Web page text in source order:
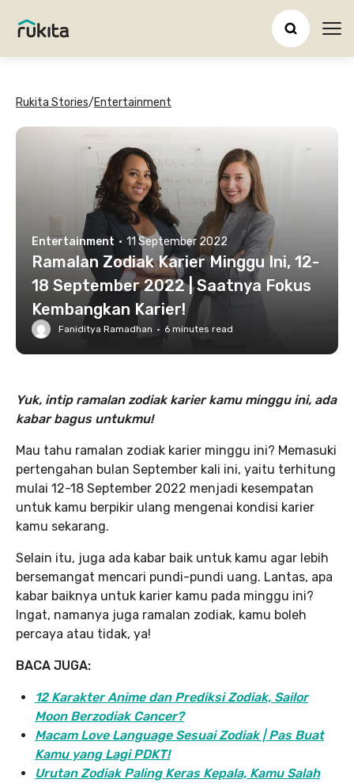
Rukita Stories/Entertainment
Entertainment · 11 September 2022
Ramalan Zodiak Karier Minggu Ini, 12-
18 September 2022 | Saatnya Fokus
Kembangkan Karier!
Faniditya Ramadhan · 6 minutes read
Yuk, intip ramalan zodiak karier kamu minggu ini, ada
kabar bagus untukmu!
Mau tahu ramalan zodiak karier minggu ini? Memasuki
pertengahan bulan September kali ini, yaitu terhitung
mulai 12-18 September 2022 menjadi kesempatan
untuk kamu berpikir ulang mengenai kondisi karier
kamu sekarang.
Selain itu, juga ada kabar baik untuk kamu agar lebih
bersemangat mencari pundi-pundi uang. Lantas, apa
kabar baiknya untuk karier kamu pada minggu ini?
Ingat, namanya juga ramalan zodiak, kamu boleh
percaya atau tidak, ya!
BACA JUGA:
12 Karakter Anime dan Prediksi Zodiak, Sailor
Moon Berzodiak Cancer?
Macam Love Language Sesuai Zodiak | Pas Buat
Kamu yang Lagi PDKT!
Urutan Zodiak Paling Keras Kepala, Kamu Salah